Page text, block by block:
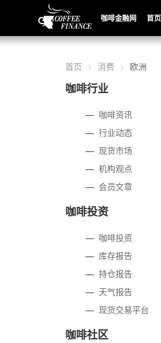
咖啡金融网 首页
首页 消费 欧洲
咖啡行业
— 咖啡资讯
—行业动态
—现货市场
—机构观点
—会员文章
咖啡投资
— 咖啡投资
— 库存报告
—持仓报告
— 天气报告
—现货交易平台
咖啡社区